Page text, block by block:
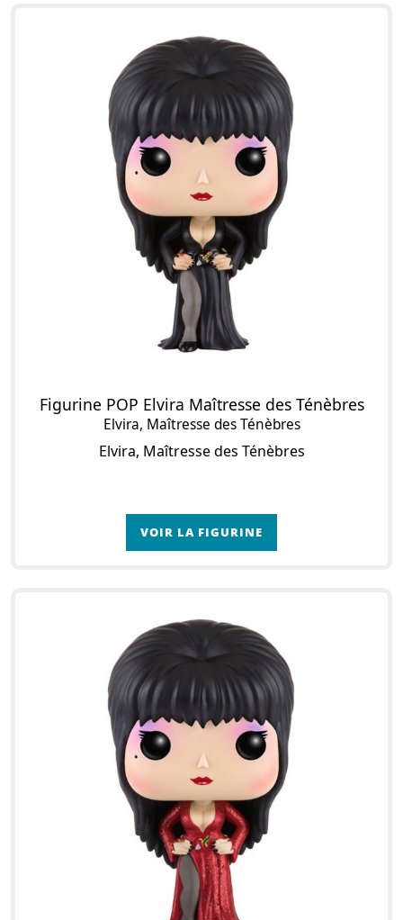
Figurine POP Elvira Maîtresse des Ténèbres
Elvira, Maîtresse des Ténèbres
Elvira, Maîtresse des Ténèbres
VOIR LA FIGURINE